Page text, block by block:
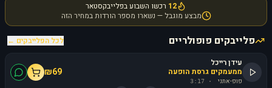
12 רכשו השבוע בפלייבקסטאר
מבצע מוגבל — נשארו מספר הורדות במחיר הזה
פלייבקים פופולריים
לכל הפלייבקים ←
עידן רייכל
ממעמקים גרסת הופעה
פופ-אתני ·
3:17
₪69